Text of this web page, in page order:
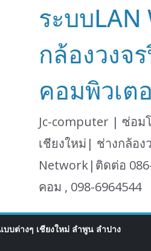
ระบบLAN
กล้องวงจ
คอมพิวเต
Jc-computer | ซ่อ
เชียงใหม่| ช่างกล้อง
Network|ติดต่อ
คอม , 098-6964544
บต่างๆ เชียงใหม่ ลำพูน ลำปาง